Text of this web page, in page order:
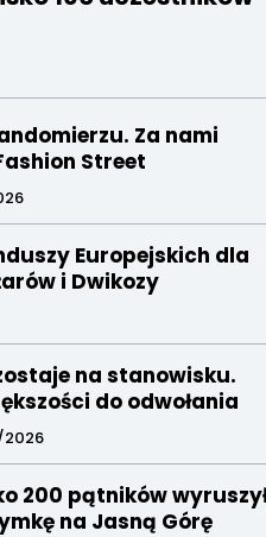
Za nami
Street
Europejskich dla
i Dwikozy
na stanowisku.
do odwołania
200 pątników
na Jasną Górę